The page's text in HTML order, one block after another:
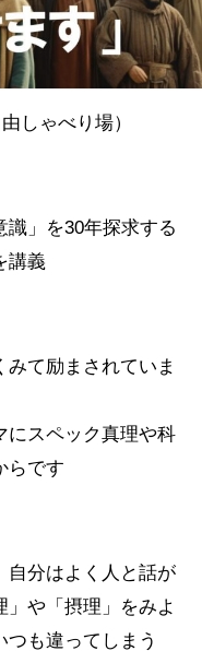
しゃべり場）
識」を30年探求する
講義
て励まされていま
にスペック真理や科
らです
自分はよく人と話が
や「摂理」をみよ
つも違ってしまう